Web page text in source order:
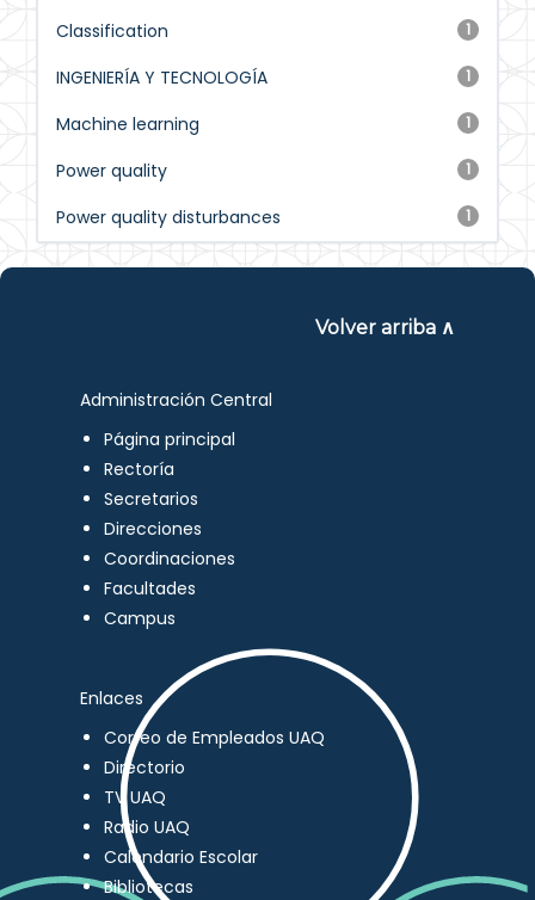
1
Classification
1
INGENIERÍA Y TECNOLOGÍA
1
Machine learning
1
Power quality
1
Power quality disturbances
Volver arriba ∧
Administración Central
Página principal
Rectoría
Secretarios
Direcciones
Coordinaciones
Facultades
Campus
Enlaces
Correo de Empleados UAQ
Directorio
TV UAQ
Radio UAQ
Calendario Escolar
Bibliotecas